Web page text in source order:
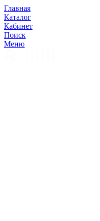
Главная
Каталог
Кабинет
Поиск
Меню